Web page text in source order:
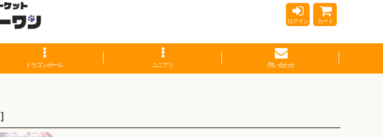
ログイン カート
ドラゴンボール ユニアリ 問い合わせ
]